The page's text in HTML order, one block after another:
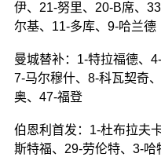
伊、21-努里、20-B席、
尔基、11-多库、9-哈兰德
曼城替补：1-特拉福德、
7-马尔穆什、8-科瓦契奇
奥、47-福登 ​​​
伯恩利首发：1-杜布拉夫
斯特福、29-劳伦特、3-